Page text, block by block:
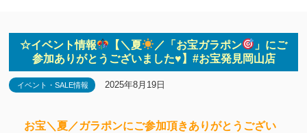
☆イベント情報 【＼夏 ／「お宝ガラポン
」にご
参加ありがとうございました♥ 】#お宝発見岡山店
イベント・SALE情報 2025年8月19日
お宝＼夏／ガラポンにご参加頂きありがとうござい